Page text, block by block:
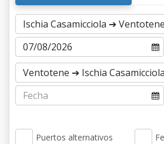
Puertos alternativos